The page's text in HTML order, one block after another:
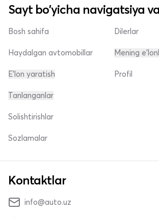
Sayt bo'yicha navigatsiya
Bosh sahifa
Haydalgan avtomobillar
E'lon yaratish
Dilerlar
Mening
Profil
Tanlanganlar
Solishtirishlar
Sozlamalar
Kontaktlar
info@auto.uz